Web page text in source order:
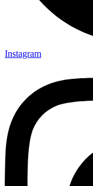
Instagram